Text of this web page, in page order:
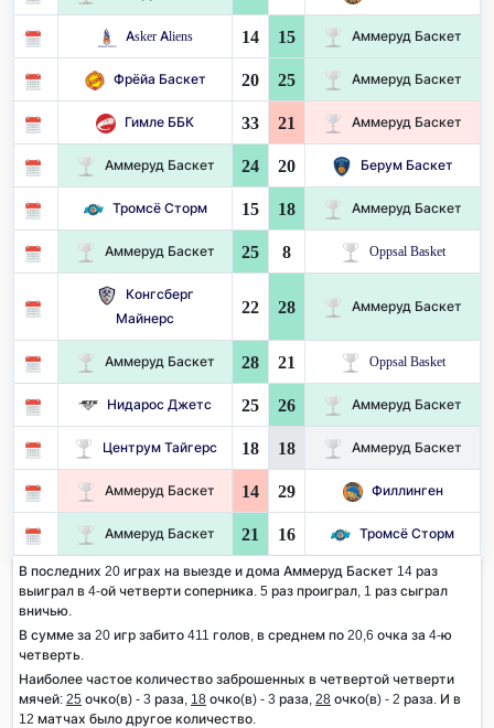
Asker Aliens 14 15 Аммеруд Баскет
Фрёйа Баскет 20 25 Аммеруд Баскет
Гимле ББК 33 21 Аммеруд Баскет
Аммеруд Баскет 24 20 Берум Баскет
Тромсё Сторм 15 18 Аммеруд Баскет
Аммеруд Баскет 25 8 Oppsal Basket
Конгсберг
Майнерс
22 28 Аммеруд Баскет
Аммеруд Баскет 28 21 Oppsal Basket
Нидарос Джетс 25 26 Аммеруд Баскет
Центрум Тайгерс 18 18 Аммеруд Баскет
Аммеруд Баскет 14 29 Филлинген
Аммеруд Баскет 21 16 Тромсё Сторм
В последних 20 играх на выезде и дома Аммеруд Баскет 14 раз
выиграл в 4-ой четверти соперника. 5 раз проиграл, 1 раз сыграл
вничью.
В сумме за 20 игр забито 411 голов, в среднем по 20,6 очка за 4-ю
четверть.
Наиболее частое количество заброшенных в четвертой четверти
мячей: 25 очко(в) - 3 раза, 18 очко(в) - 3 раза, 28 очко(в) - 2 раза. И в
12 матчах было другое количество.